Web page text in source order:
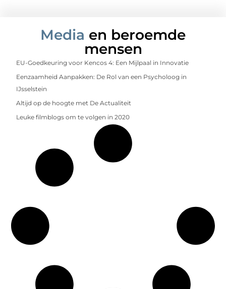
Media en beroemde
mensen
EU-Goedkeuring voor Kencos 4: Een Mijlpaal in Innovatie
Eenzaamheid Aanpakken: De Rol van een Psycholoog in
IJsselstein
Altijd op de hoogte met De Actualiteit
Leuke filmblogs om te volgen in 2020